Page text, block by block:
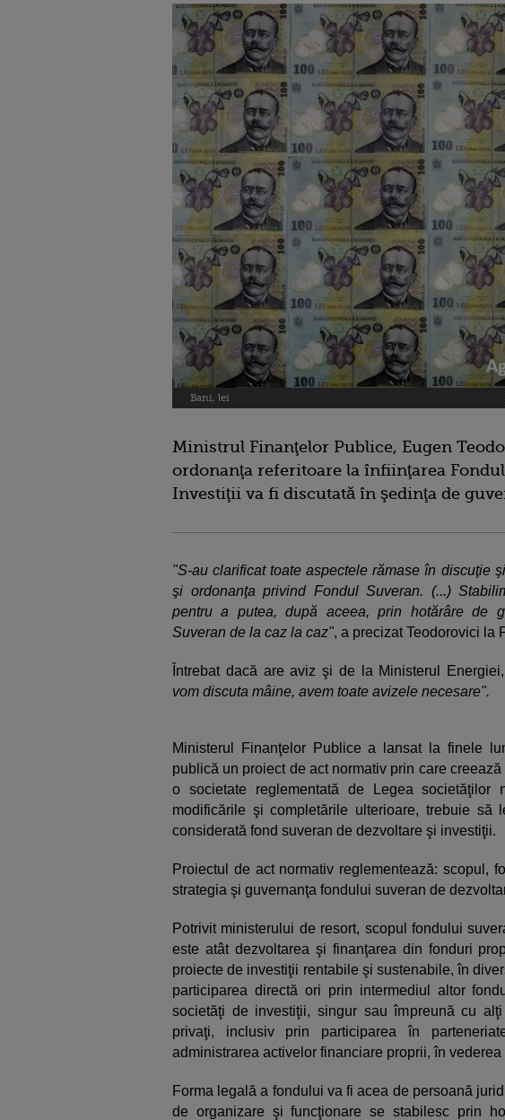
Bani, lei
Ministrul Finanţelor Publice, Eugen
ordonanţa referitoare la înfiinţarea
Investiţii va fi discutată în şedinţa de
"S-au clarificat toate aspectele rămase în discuţie
şi ordonanţa privind Fondul Suveran. (...)
pentru a putea, după aceea, prin hotărâre de
Suveran de la caz la caz", a precizat Teodorovici la
Întrebat dacă are aviz şi de la Ministerul
vom discuta mâine, avem toate avizele necesare".
Ministerul Finanţelor Publice a lansat la finele
publică un proiect de act normativ prin care
o societate reglementată de Legea societăţilor
modificările şi completările ulterioare, trebuie să
considerată fond suveran de dezvoltare şi investiţii.
Proiectul de act normativ reglementează: scopul,
strategia şi guvernanţa fondului suveran de
Potrivit ministerului de resort, scopul fondului
este atât dezvoltarea şi finanţarea din fonduri
proiecte de investiţii rentabile şi sustenabile, în
participarea directă ori prin intermediul altor
societăţi de investiţii, singur sau împreună cu
privaţi, inclusiv prin participarea în
administrarea activelor financiare proprii, în
Forma legală a fondului va fi acea de persoană
de organizare şi funcţionare se stabilesc prin